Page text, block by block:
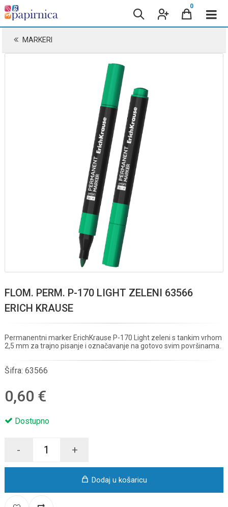
0
MARKERI
FLOM. PERM. P-170 LIGHT ZELENI 63566
ERICH KRAUSE
Permanentni marker ErichKrause P-170 Light zeleni s tankim vrhom
2,5 mm za trajno pisanje i označavanje na gotovo svim površinama.
Šifra: 63566
0,60 €
Dostupno
- +
Dodaj u košaricu